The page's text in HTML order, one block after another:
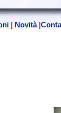
| Novità|